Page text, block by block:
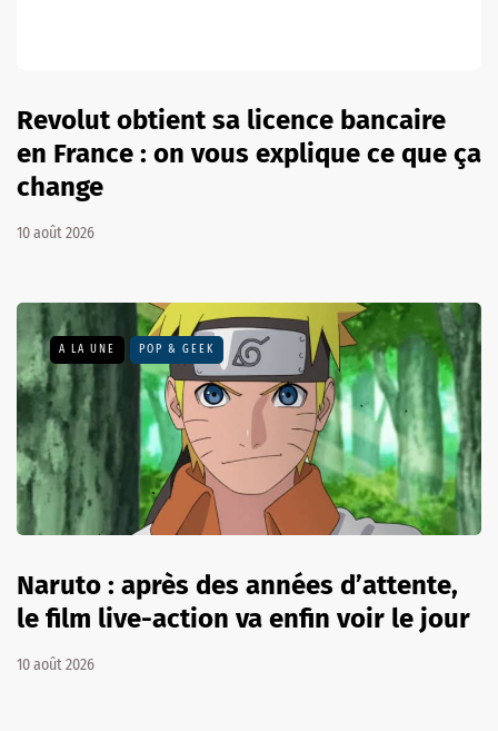
Revolut obtient sa licence bancaire
en France : on vous explique ce que ça
change
10 août 2026
A LA UNE POP & GEEK
Naruto : après des années d’attente,
le film live-action va enfin voir le jour
10 août 2026